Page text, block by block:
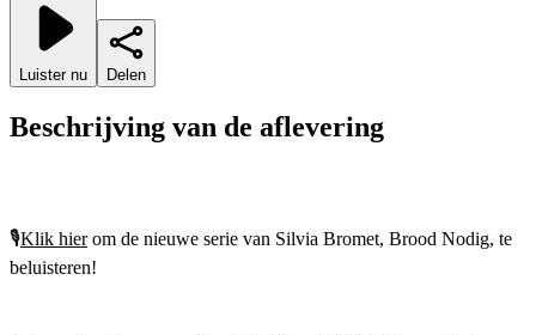
Luister nu Delen
Beschrijving van de aflevering
🎙️Klik hierom de nieuwe serie van Silvia Bromet, Brood Nodig, te
beluisteren!